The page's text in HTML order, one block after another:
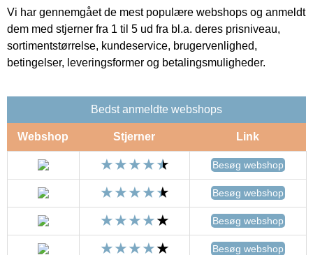
Vi har gennemgået de mest populære webshops og anmeldt
dem med stjerner fra 1 til 5 ud fra bl.a. deres prisniveau,
sortimentstørrelse, kundeservice, brugervenlighed,
betingelser, leveringsformer og betalingsmuligheder.
Bedst anmeldte webshops
Webshop Stjerner Link
Besøg webshop
Besøg webshop
Besøg webshop
Besøg webshop